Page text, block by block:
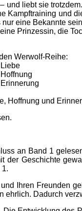
und liebt sie
Kampftraining und
eine Bekannte
Prinzessin, die
Werwolf-Reihe:
Hoffnung und
an Band 1
der Geschichte
1.
Ihren Freunden
ehrlich. Dadurch